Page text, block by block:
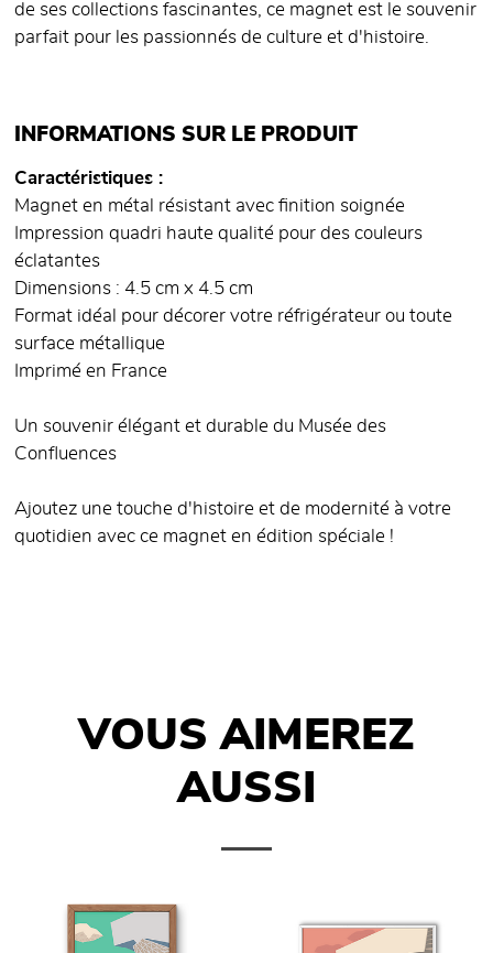
de ses collections fascinantes, ce magnet est le souvenir
parfait pour les passionnés de culture et d'histoire.
INFORMATIONS SUR LE PRODUIT
Caractéristiques
Magnet en métal résistant avec finition soignée
Impression quadri haute qualité pour des couleurs
éclatantes
Dimensions : 4.5 cm x 4.5 cm
Format idéal pour décorer votre réfrigérateur ou toute
surface métallique
Imprimé en France
Un souvenir élégant et durable du Musée des
Confluences
Ajoutez une touche d'histoire et de modernité à votre
quotidien avec ce magnet en édition spéciale !
VOUS AIMEREZ
AUSSI